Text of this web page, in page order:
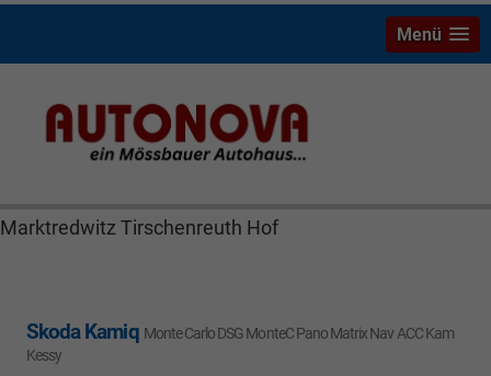
Skoda Kamiq Bayreuth Nützel Mössbauer Autonova
Brucker Räthel MGS Autohaus günstig Finanzierung
Marktredwitz Tirschenreuth Hof
Menü
Skoda Kamiq Monte Carlo DSG MonteC Pano Matrix Nav ACC Kam
Kessy